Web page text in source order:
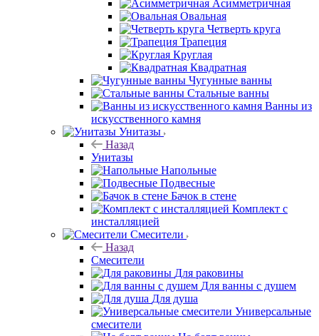
Асимметричная
Овальная
Четверть круга
Трапеция
Круглая
Квадратная
Чугунные ванны
Стальные ванны
Ванны из
искусственного камня
Унитазы
Назад
Унитазы
Напольные
Подвесные
Бачок в стене
Комплект с
инсталляцией
Смесители
Назад
Смесители
Для раковины
Для ванны с душем
Для душа
Универсальные
смесители